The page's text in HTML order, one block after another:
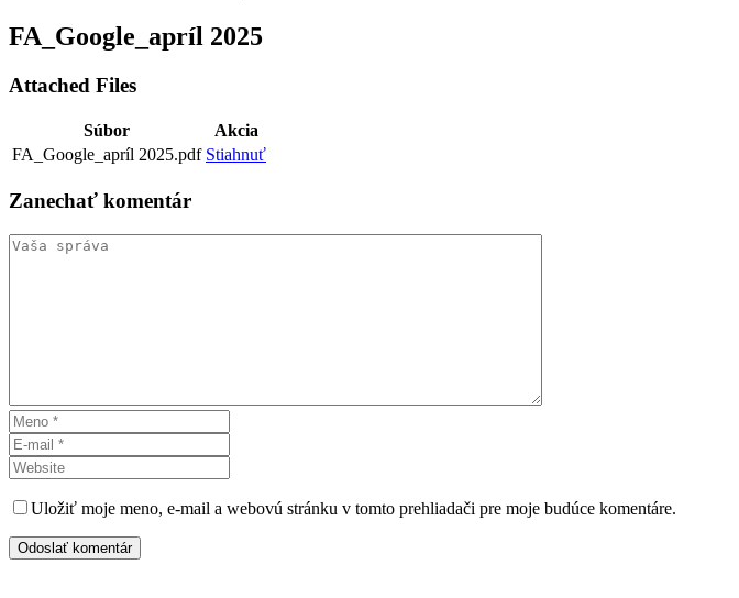
FA_Google_apríl 2025
Attached Files
Súbor
Akcia
FA_Google_apríl 2025.pdf Stiahnuť
Zanechať komentár
Uložiť moje meno, e-mail a webovú stránku v tomto prehliadači pre moje budúce komentáre.
Odoslať komentár